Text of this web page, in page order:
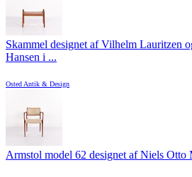
Skammel designet af Vilhelm Lauritzen
Hansen i ...
Osted Antik & Design
Armstol model 62 designet af Niels Otto